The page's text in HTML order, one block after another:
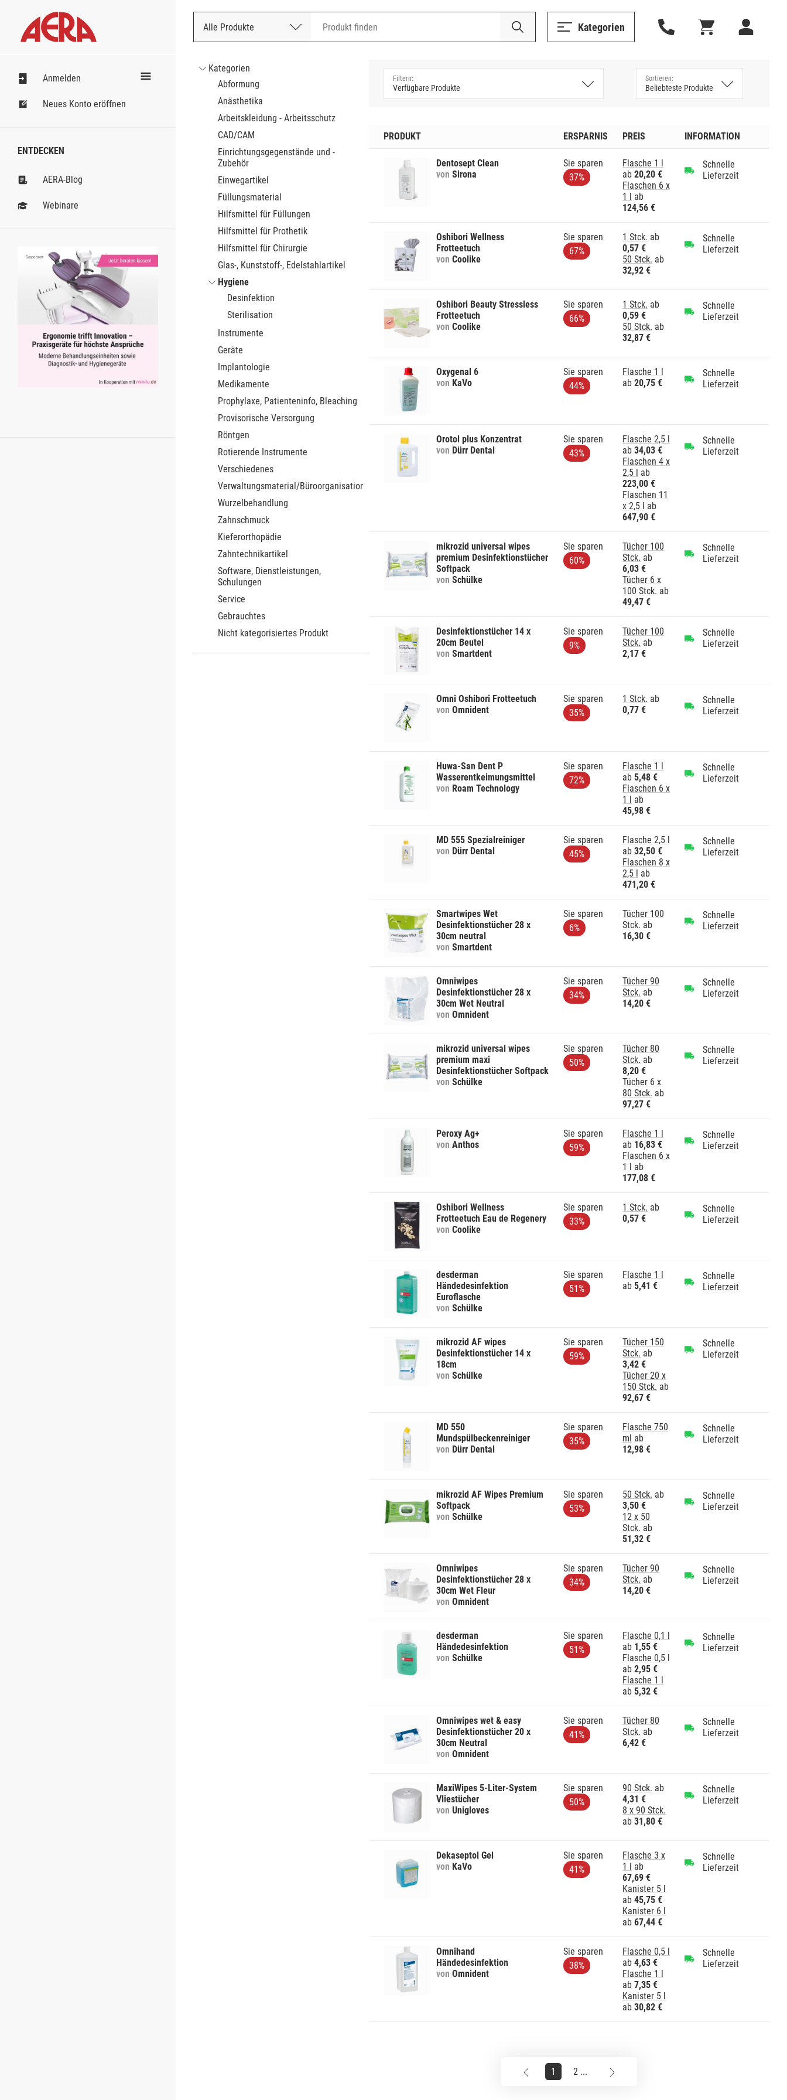
Alle Produkte
Nach Bestellnummer Kategorien
Anmelden
Neues Konto eröffnen
ENTDECKEN
AERA-Blog
Webinare
Gesponsert
Kategorien
Abformung
Anästhetika
Arbeitskleidung - Arbeitsschutz
CAD/CAM
Einrichtungsgegenstände und -
Zubehör
Einwegartikel
Füllungsmaterial
Hilfsmittel für Füllungen
Hilfsmittel für Prothetik
Hilfsmittel für Chirurgie
Glas-, Kunststoff-, Edelstahlartikel
Hygiene
Desinfektion
Sterilisation
Instrumente
Geräte
Implantologie
Medikamente
Prophylaxe, Patienteninfo, Bleaching
Provisorische Versorgung
Röntgen
Rotierende Instrumente
Verschiedenes
Verwaltungsmaterial/Büroorganisation
Wurzelbehandlung
Zahnschmuck
Kieferorthopädie
Zahntechnikartikel
Software, Dienstleistungen,
Schulungen
Service
Gebrauchtes
Nicht kategorisiertes Produkt
PRODUKT ERSPARNIS PREIS INFORMATION
Dentosept Clean
von Sirona
Sie sparen
37%
Flasche 1 l
ab 20,20 €
Flaschen 6 x
1 l ab
124,56 €
Schnelle
Lieferzeit
Oshibori Wellness
Frotteetuch
von Coolike
Sie sparen
67%
1 Stck. ab
0,57 €
50 Stck. ab
32,92 €
Schnelle
Lieferzeit
Oshibori Beauty Stressless
Frotteetuch
von Coolike
Sie sparen
66%
1 Stck. ab
0,59 €
50 Stck. ab
32,87 €
Schnelle
Lieferzeit
Oxygenal 6
von KaVo
Sie sparen
44%
Flasche 1 l
ab 20,75 €
Schnelle
Lieferzeit
Orotol plus Konzentrat
von Dürr Dental
Sie sparen
43%
Flasche 2,5 l
ab 34,03 €
Flaschen 4 x
2,5 l ab
223,00 €
Flaschen 11
x 2,5 l ab
647,90 €
Schnelle
Lieferzeit
mikrozid universal wipes
premium Desinfektionstücher
Softpack
von Schülke
Sie sparen
60%
Tücher 100
Stck. ab
6,03 €
Tücher 6 x
100 Stck. ab
49,47 €
Schnelle
Lieferzeit
Desinfektionstücher 14 x
20cm Beutel
von Smartdent
Sie sparen
9%
Tücher 100
Stck. ab
2,17 €
Schnelle
Lieferzeit
Omni Oshibori Frotteetuch
von Omnident
Sie sparen
35%
1 Stck. ab
0,77 €
Schnelle
Lieferzeit
Huwa-San Dent P
Wasserentkeimungsmittel
von Roam Technology
Sie sparen
72%
Flasche 1 l
ab 5,48 €
Flaschen 6 x
1 l ab
45,98 €
Schnelle
Lieferzeit
MD 555 Spezialreiniger
von Dürr Dental
Sie sparen
45%
Flasche 2,5 l
ab 32,50 €
Flaschen 8 x
2,5 l ab
471,20 €
Schnelle
Lieferzeit
Smartwipes Wet
Desinfektionstücher 28 x
30cm neutral
von Smartdent
Sie sparen
6%
Tücher 100
Stck. ab
16,30 €
Schnelle
Lieferzeit
Omniwipes
Desinfektionstücher 28 x
30cm Wet Neutral
von Omnident
Sie sparen
34%
Tücher 90
Stck. ab
14,20 €
Schnelle
Lieferzeit
mikrozid universal wipes
premium maxi
Desinfektionstücher Softpack
von Schülke
Sie sparen
50%
Tücher 80
Stck. ab
8,20 €
Tücher 6 x
80 Stck. ab
97,27 €
Schnelle
Lieferzeit
Peroxy Ag+
von Anthos
Sie sparen
59%
Flasche 1 l
ab 16,83 €
Flaschen 6 x
1 l ab
177,08 €
Schnelle
Lieferzeit
Oshibori Wellness
Frotteetuch Eau de Regenery
von Coolike
Sie sparen
33%
1 Stck. ab
0,57 €
Schnelle
Lieferzeit
desderman
Händedesinfektion
Euroflasche
von Schülke
Sie sparen
51%
Flasche 1 l
ab 5,41 €
Schnelle
Lieferzeit
mikrozid AF wipes
Desinfektionstücher 14 x
18cm
von Schülke
Sie sparen
59%
Tücher 150
Stck. ab
3,42 €
Tücher 20 x
150 Stck. ab
92,67 €
Schnelle
Lieferzeit
MD 550
Mundspülbeckenreiniger
von Dürr Dental
Sie sparen
35%
Flasche 750
ml ab
12,98 €
Schnelle
Lieferzeit
mikrozid AF Wipes Premium
Softpack
von Schülke
Sie sparen
53%
50 Stck. ab
3,50 €
12 x 50
Stck. ab
51,32 €
Schnelle
Lieferzeit
Omniwipes
Desinfektionstücher 28 x
30cm Wet Fleur
von Omnident
Sie sparen
34%
Tücher 90
Stck. ab
14,20 €
Schnelle
Lieferzeit
desderman
Händedesinfektion
von Schülke
Sie sparen
51%
Flasche 0,1 l
ab 1,55 €
Flasche 0,5 l
ab 2,95 €
Flasche 1 l
ab 5,32 €
Schnelle
Lieferzeit
Omniwipes wet & easy
Desinfektionstücher 20 x
30cm Neutral
von Omnident
Sie sparen
41%
Tücher 80
Stck. ab
6,42 €
Schnelle
Lieferzeit
MaxiWipes 5-Liter-System
Vliestücher
von Unigloves
Sie sparen
50%
90 Stck. ab
4,31 €
8 x 90 Stck.
ab 31,80 €
Schnelle
Lieferzeit
Dekaseptol Gel
von KaVo
Sie sparen
41%
Flasche 3 x
1 l ab
67,69 €
Kanister 5 l
ab 45,75 €
Kanister 6 l
ab 67,44 €
Schnelle
Lieferzeit
Omnihand
Händedesinfektion
von Omnident
Sie sparen
38%
Flasche 0,5 l
ab 4,63 €
Flasche 1 l
ab 7,35 €
Kanister 5 l
ab 30,82 €
Schnelle
Lieferzeit
1 2 ...